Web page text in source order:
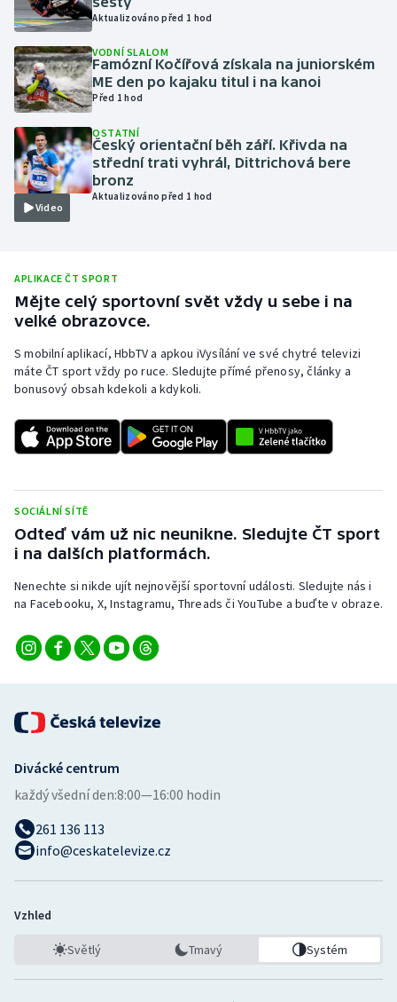
Krasobruslení
Lezení
Lyže a snowboard
Moderní pětiboj
Motorsport
Parasport
Plavání
Plážový volejbal
Rychlobruslení
Rychlostní kanoistika
Short track
Triatlon
Volejbal
Ostatní
Aktualizováno před 1 hod
VODNÍ SLALOM
Famózní Kočířová získala na juniorském
ME den po kajaku titul i na kanoi
Před 1 hod
Video
OSTATNÍ
Český orientační běh září. Křivda na
střední trati vyhrál, Dittrichová bere
bronz
Aktualizováno před 1 hod
APLIKACE ČT SPORT
Mějte celý sportovní svět vždy u sebe i na
velké obrazovce.
S mobilní aplikací, HbbTV a apkou iVysílání ve své chytré televizi
máte ČT sport vždy po ruce. Sledujte přímé přenosy, články a
bonusový obsah kdekoli a kdykoli.
SOCIÁLNÍ SÍTĚ
Odteď vám už nic neunikne. Sledujte ČT sport
i na dalších platformách.
Nenechte si nikde ujít nejnovější sportovní události. Sledujte nás i
na Facebooku, X, Instagramu, Threads či YouTube a buďte v obraze.
Divácké centrum
každý všední den:8:00—16:00 hodin
261 136 113
info@ceskatelevize.cz
Vzhled
Světlý Tmavý Systém